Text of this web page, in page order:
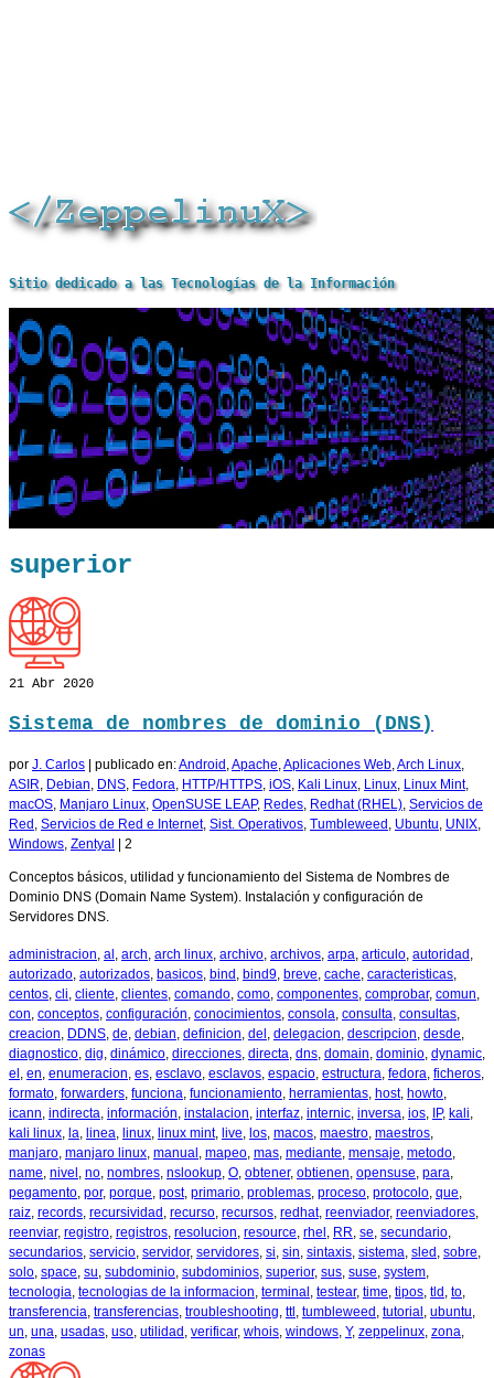
Sitio dedicado a las Tecnologías de la Información
superior
21 Abr 2020
Sistema de nombres de dominio (DNS)
por J. Carlos publicado en:Android ,Apache,Aplicaciones Web,Arch Linux,
ASIR, Debian, DNS, Fedora, HTTP/HTTPS, iOS, Kali Linux, Linux, Linux Mint,
macOS, Manjaro Linux, OpenSUSE LEAP, Redes, Redhat (RHEL), Servicios de
Red , Servicios de Red e Internet, Sist. Operativos, Tumbleweed , Ubuntu, UNIX,
Windows, Zentyal 2
Conceptos básicos, utilidad y funcionamiento del Sistema de Nombres de
Dominio DNS (Domain Name System). Instalación y configuración de
Servidores DNS.
administracion, al , arch, arch linux, archivo, archivos, arpa, articulo, autoridad ,
autorizado, autorizados, basicos, bind , bind9, breve, cache, caracteristicas,
centos, cli, cliente, clientes, comando, como, componentes, comprobar, comun,
con, conceptos, configuración, conocimientos, consola, consulta, consultas,
creacion, DDNS, de, debian, definicion, del , delegacion, descripcion, desde,
diagnostico, dig, dinámico, direcciones, directa, dns, domain, dominio, dynamic,
el , en, enumeracion, es, esclavo, esclavos, espacio, estructura, fedora, ficheros,
formato, forwarders, funciona, funcionamiento, herramientas, host, howto,
icann, indirecta, información, instalacion, interfaz, internic, inversa, ios, IP, kali,
kali linux, la, linea, linux, linux mint, live, los, macos, maestro, maestros,
manjaro, manjaro linux, manual , mapeo, mas, mediante, mensaje, metodo,
name, nivel , no, nombres, nslookup, O, obtener, obtienen, opensuse, para,
pegamento, por, porque, post, primario, problemas, proceso, protocolo, que,
raiz, records, recursividad , recurso, recursos, redhat, reenviador, reenviadores,
reenviar, registro, registros, resolucion, resource, rhel , RR, se, secundario,
secundarios, servicio, servidor, servidores, si, sin, sintaxis, sistema, sled , sobre,
solo, space, su, subdominio, subdominios, superior, sus, suse, system,
tecnologia, tecnologias de la informacion, terminal , testear, time, tipos, tld , to,
transferencia, transferencias, troubleshooting, ttl , tumbleweed , tutorial , ubuntu,
un, una, usadas, uso, utilidad , verificar, whois, windows, Y, zeppelinux, zona,
zonas